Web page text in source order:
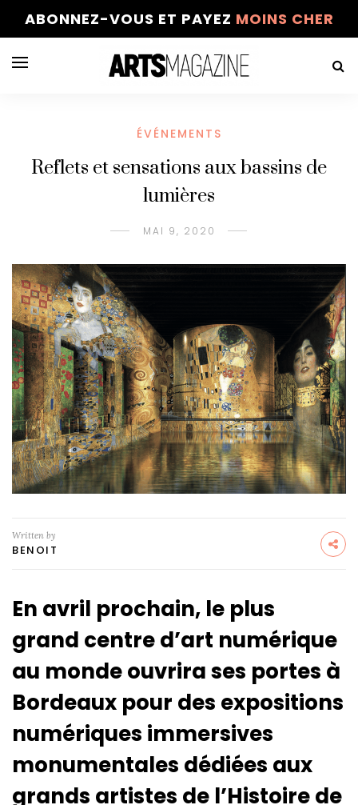
ABONNEZ-VOUS ET PAYEZ MOINS CHER
ÉVÉNEMENTS
Reflets et sensations aux bassins de
lumières
MAI 9, 2020
Written by
BENOIT
En avril prochain, le plus
grand centre d’art numérique
au monde ouvrira ses portes à
Bordeaux pour des expositions
numériques immersives
monumentales dédiées aux
grands artistes de l’Histoire de